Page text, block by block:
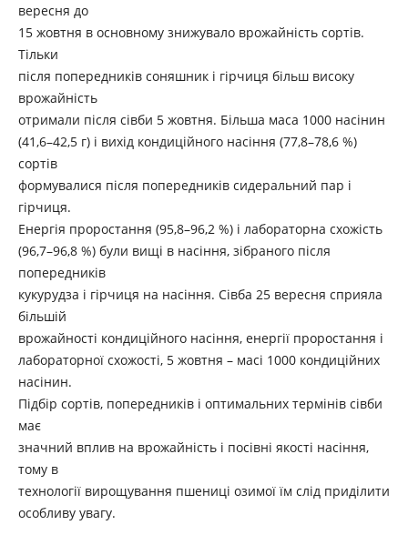
вересня до
15 жовтня в основному знижувало врожайність сортів.
Тільки
після попередників соняшник і гірчиця більш високу
врожайність
отримали після сівби 5 жовтня. Більша маса 1000 насінин
(41,6–42,5 г) і вихід кондиційного насіння (77,8–78,6 %)
сортів
формувалися після попередників сидеральний пар і
гірчиця.
Енергія проростання (95,8–96,2 %) і лабораторна схожість
(96,7–96,8 %) були вищі в насіння, зібраного після
попередників
кукурудза і гірчиця на насіння. Сівба 25 вересня сприяла
більшій
врожайності кондиційного насіння, енергії проростання і
лабораторної схожості, 5 жовтня – масі 1000 кондиційних
насінин.
Підбір сортів, попередників і оптимальних термінів сівби
має
значний вплив на врожайність і посівні якості насіння,
тому в
технології вирощування пшениці озимої їм слід приділити
особливу увагу.